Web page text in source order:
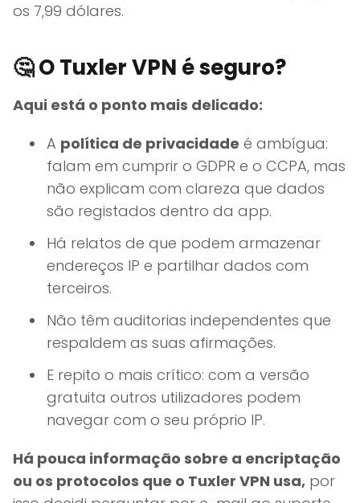
os 7,99 dólares.
🤔 O Tuxler VPN é seguro?
Aqui está o ponto mais delicado:
A política de privacidade é ambígua:
falam em cumprir o GDPR e o CCPA, mas
não explicam com clareza que dados
são registados dentro da app.
Há relatos de que podem armazenar
endereços IP e partilhar dados com
terceiros.
Não têm auditorias independentes que
respaldem as suas afirmações.
E repito o mais crítico: com a versão
gratuita outros utilizadores podem
navegar com o seu próprio IP.
Há pouca informação sobre a encriptação
ou os protocolos que o Tuxler VPN usa, por